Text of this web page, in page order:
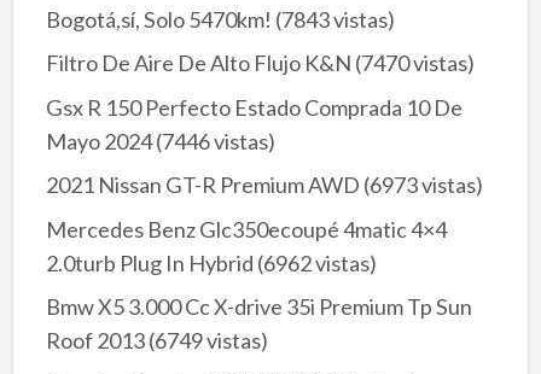
Bogotá,sí, Solo 5470km! (7843 vistas)
Filtro De Aire De Alto Flujo K&N (7470 vistas)
Gsx R 150 Perfecto Estado Comprada 10 De
Mayo 2024(7446 vistas)
2021 Nissan GT-R Premium AWD (6973 vistas)
Mercedes Benz Glc350ecoupé 4matic 4×4
2.0turb Plug In Hybrid (6962 vistas)
Bmw X5 3.000 Cc X-drive 35i Premium Tp Sun
Roof 2013(6749 vistas)